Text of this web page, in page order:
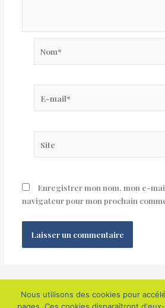
mail*
Enregistrer mon nom, mon e-
navigateur pour mon prochain
Nous utilisons des cookies pour